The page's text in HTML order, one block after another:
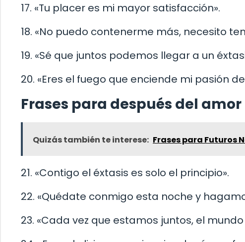
17. «Tu placer es mi mayor satisfacción».
18. «No puedo contenerme más, necesito
19. «Sé que juntos podemos llegar a un
20. «Eres el fuego que enciende mi pasión
Frases para después del amor
Quizás también te interese: Frases para Futuros
21. «Contigo el éxtasis es solo el principio».
22. «Quédate conmigo esta noche y
23. «Cada vez que estamos juntos, el